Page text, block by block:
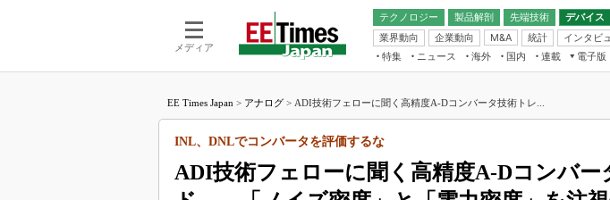
メディア
テクノロジー 製品解剖
先端技術
電池／エネルギー
デバイス
アナログ
マイコン
業界動向
企業動向 M&A 統計 インタビ
フィジカルAI
読者調査（EE Times
特集 ニュース 海外 国内
連載
福田昭のデバイス通信
大山聡の業界スコープ
大原雄介のエレ・組み込みプレイバ
電子版
電子ブックレット
EE Times Japan > アナログ > ADI技術フェローに聞く高精度A-Dコンバータ技術トレ...
ADI技術フェローに聞く高精度A-Dコンバー
INL、DNLでコンバータを評価するな